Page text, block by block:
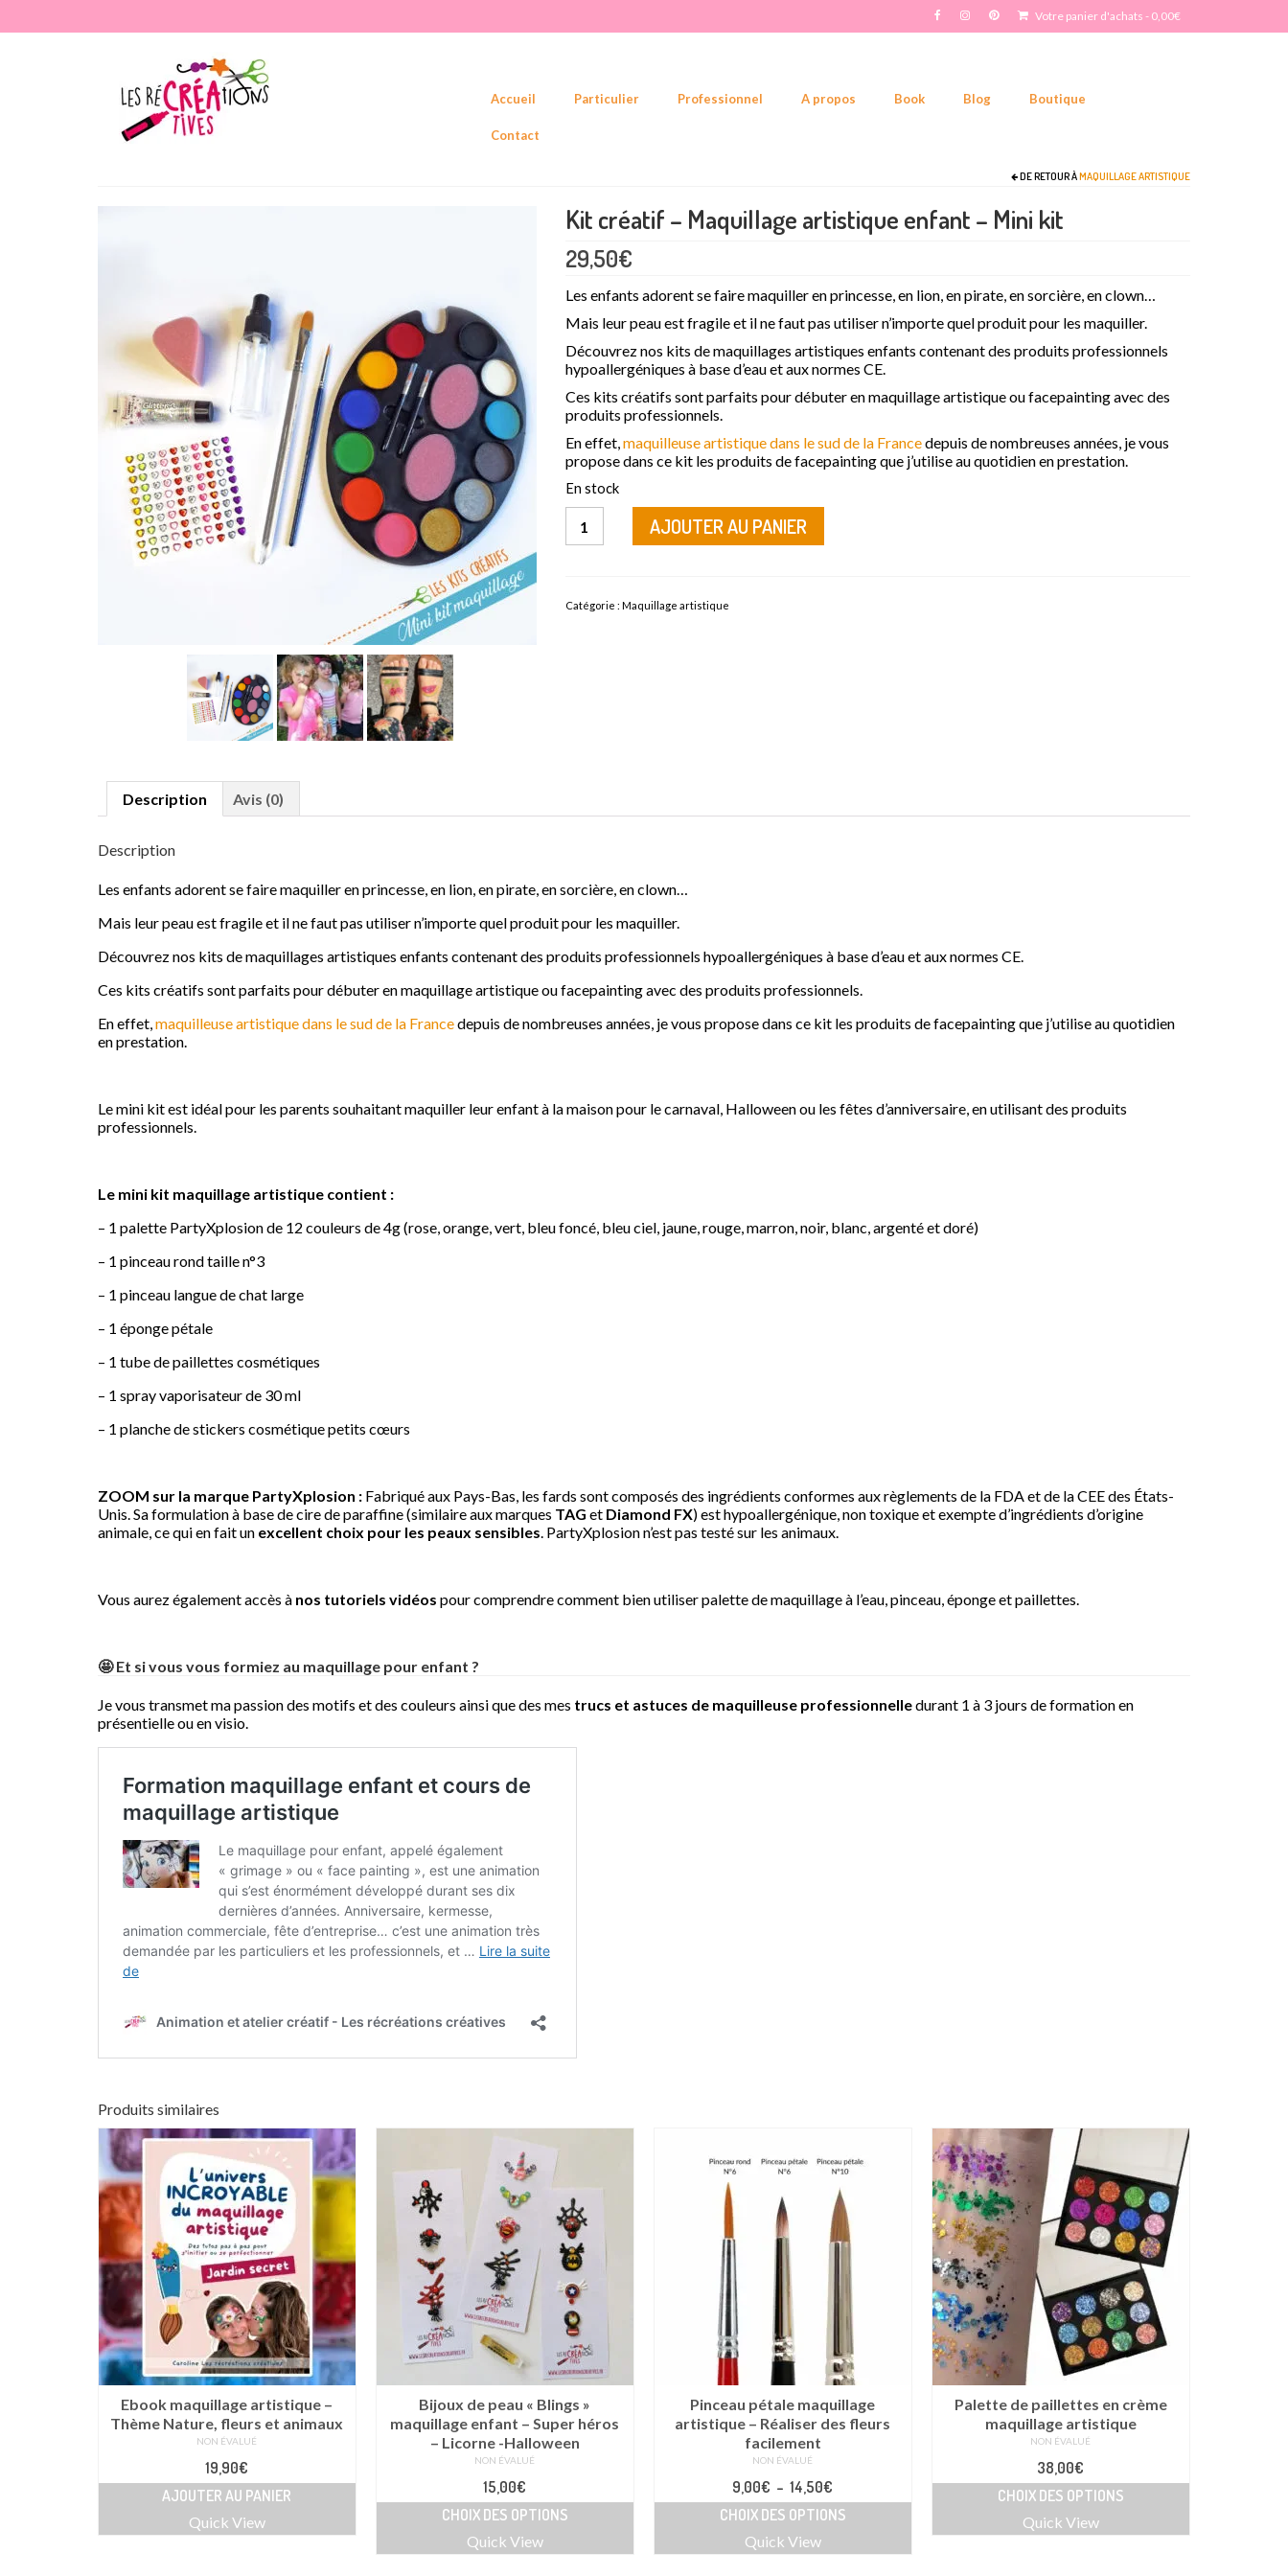
Votre panier d'achats - 0,00€
Accueil Particulier Professionnel A propos Book Blog Boutique
Contact
DE RETOUR ÀMAQUILLAGE ARTISTIQUE
Kit créatif – Maquillage artistique enfant – Mini kit
29,50€
Les enfants adorent se faire maquiller en princesse, en lion, en pirate, en sorcière, en clown…
Mais leur peau est fragile et il ne faut pas utiliser n’importe quel produit pour les maquiller.
Découvrez nos kits de maquillages artistiques enfants contenant des produits professionnels
hypoallergéniques à base d’eau et aux normes CE.
Ces kits créatifs sont parfaits pour débuter en maquillage artistique ou facepainting avec des
produits professionnels.
En effet,maquilleuse artistique dans le sud de la Francedepuis de nombreuses années, je vous
propose dans ce kit les produits de facepainting que j’utilise au quotidien en prestation.
En stock
de
Kit
Maquillage
AJOUTER AU PANIER
Catégorie : Maquillage artistique
Description Avis (0)
Description
Les enfants adorent se faire maquiller en princesse, en lion, en pirate, en sorcière, en clown…
Mais leur peau est fragile et il ne faut pas utiliser n’importe quel produit pour les maquiller.
Découvrez nos kits de maquillages artistiques enfants contenant des produits professionnels hypoallergéniques à base d’eau et aux normes CE.
Ces kits créatifs sont parfaits pour débuter en maquillage artistique ou facepainting avec des produits professionnels.
En effet,maquilleuse artistique dans le sud de la Francedepuis de nombreuses années, je vous propose dans ce kit les produits de facepainting que j’utilise au quotidien
en prestation.
Le mini kit est idéal pour les parents souhaitant maquiller leur enfant à la maison pour le carnaval, Halloween ou les fêtes d’anniversaire, en utilisant des produits
professionnels.
Le mini kit maquillage artistique contient :
– 1 palette PartyXplosion de 12 couleurs de 4g (rose, orange, vert, bleu foncé, bleu ciel, jaune, rouge, marron, noir, blanc, argenté et doré)
– 1 pinceau rond taille n°3
– 1 pinceau langue de chat large
– 1 éponge pétale
– 1 tube de paillettes cosmétiques
– 1 spray vaporisateur de 30 ml
– 1 planche de stickers cosmétique petits cœurs
ZOOM sur la marque PartyXplosion : Fabriqué aux Pays-Bas, les fards sont composés des ingrédients conformes aux règlements de la FDA et de la CEE des États-
Unis. Sa formulation à base de cire de paraffine (similaire aux marques TAG et Diamond FX) est hypoallergénique, non toxique et exempte d’ingrédients d’origine
animale, ce qui en fait un excellent choix pour les peaux sensibles. PartyXplosion n’est pas testé sur les animaux.
Vous aurez également accès à nos tutoriels vidéos pour comprendre comment bien utiliser palette de maquillage à l’eau, pinceau, éponge et paillettes.
🤩Et si vous vous formiez au maquillage pour enfant ?
Je vous transmet ma passion des motifs et des couleurs ainsi que des mes trucs et astuces de maquilleuse professionnelledurant 1 à 3 jours de formation en
présentielle ou en visio.
Produits similaires
Ebook maquillage artistique –
Thème Nature, fleurs et animaux
NON ÉVALUÉ
19,90€
AJOUTER AU PANIER
Quick View
Bijoux de peau « Blings »
maquillage enfant – Super héros
– Licorne -Halloween
NON ÉVALUÉ
15,00€
CHOIX DES OPTIONS
Ce
produit
Quick View
Pinceau pétale maquillage
artistique – Réaliser des fleurs
facilement
NON ÉVALUÉ
9,00€ – 14,50€
de
prix :
à
CHOIX DES OPTIONS
Ce
produit
Quick View
Palette de paillettes en crème
maquillage artistique
NON ÉVALUÉ
38,00€
CHOIX DES OPTIONS
Ce
produit
Quick View